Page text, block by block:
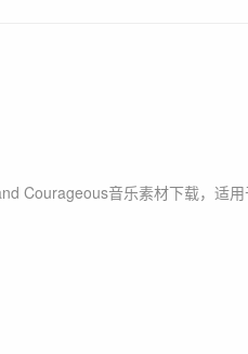
Courageous音乐素材下载，适